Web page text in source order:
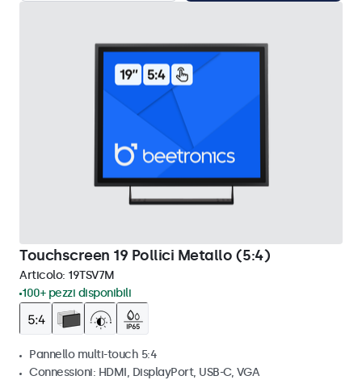
Touchscreen 19 Pollici Metallo (5:4)
Articolo: 19TSV7M
100+ pezzi disponibili
Pannello multi-touch 5:4
Connessioni: HDMI, DisplayPort, USB-C, VGA